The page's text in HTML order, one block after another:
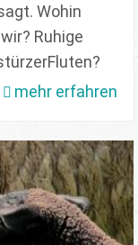
Wohin
Ruhige
mehr erfahren